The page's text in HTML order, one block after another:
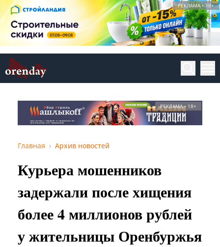
РЕКЛАМА • 18+
РЕКЛАМА • 18+
Главная Архив новостей
Курьера мошенников
задержали после хищения
более 4 миллионов рублей
у жительницы Оренбуржья